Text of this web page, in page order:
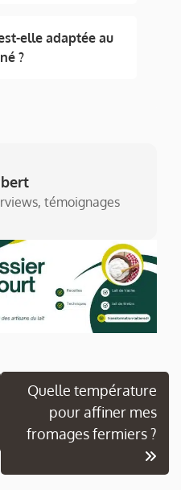
elle adaptée au
?
témoignages
Quelle température
pour affiner mes
fromages fermiers ?